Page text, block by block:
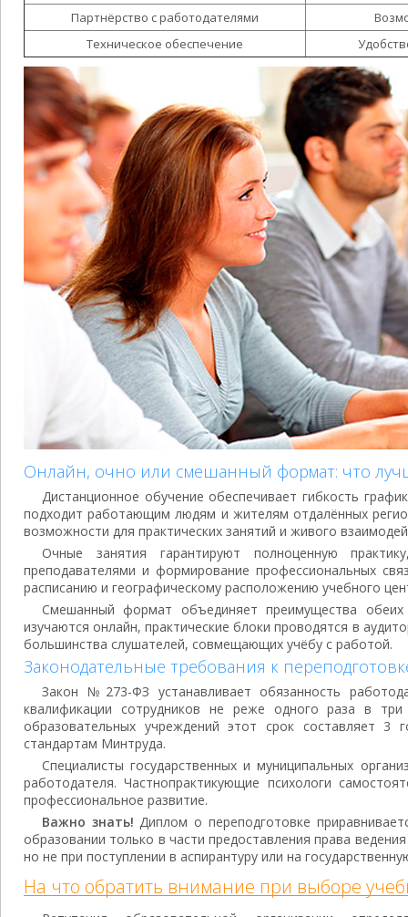
Партнёрство с работодателями
Техническое обеспечение
Онлайн, очно или смешанный формат: что
Дистанционное обучение обеспечивает гибкость
подходит работающим людям и жителям отдалённых
возможности для практических занятий и живого
Очные занятия гарантируют полноценную
преподавателями и формирование профессиональных
расписанию и географическому расположению учебного
Смешанный формат объединяет преимущества обеих
изучаются онлайн, практические блоки проводятся в
большинства слушателей, совмещающих учёбу с работой.
Законодательные требования к
Закон №273-ФЗ устанавливает обязанность
квалификации сотрудников не реже одного раза в три
образовательных учреждений этот срок составляет 3
стандартам Минтруда.
Специалисты государственных и муниципальных
работодателя. Частнопрактикующие психологи
профессиональное развитие.
Важно знать! Диплом о переподготовке
образовании только в части предоставления права
но не при поступлении в аспирантуру или на
На что обратить внимание при выборе